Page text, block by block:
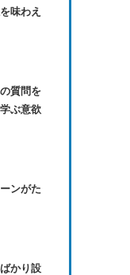
味わえ
質問を
ぶ意欲
ンがた
かり設